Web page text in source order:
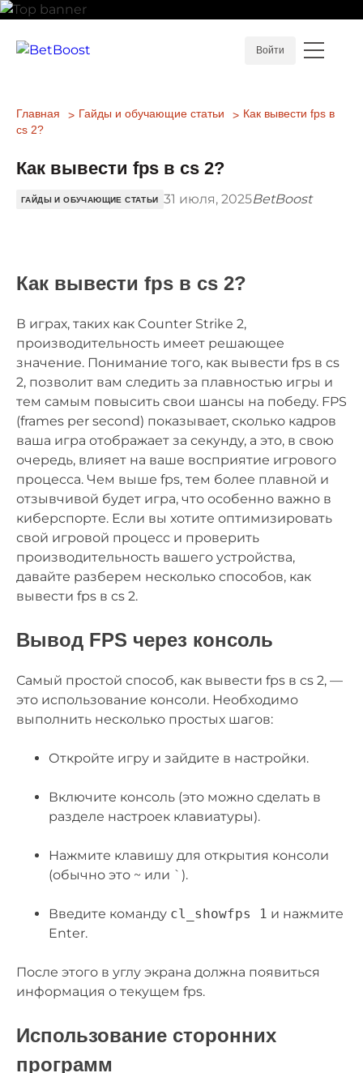
Войти
Главная Гайды и обучающие статьи
Как вывести fps в
cs 2?
Как вывести fps в cs 2?
ГАЙДЫ И ОБУЧАЮЩИЕ СТАТЬИ 31 июля, 2025BetBoost
Как вывести fps в cs 2?
В играх, таких как Counter Strike 2,
производительность имеет решающее
значение. Понимание того, как вывести fps в cs
2, позволит вам следить за плавностью игры и
тем самым повысить свои шансы на победу. FPS
(frames per second) показывает, сколько кадров
ваша игра отображает за секунду, а это, в свою
очередь, влияет на ваше восприятие игрового
процесса. Чем выше fps, тем более плавной и
отзывчивой будет игра, что особенно важно в
киберспорте. Если вы хотите оптимизировать
свой игровой процесс и проверить
производительность вашего устройства,
давайте разберем несколько способов, как
вывести fps в cs 2.
Вывод FPS через консоль
Самый простой способ, как вывести fps в cs 2, —
это использование консоли. Необходимо
выполнить несколько простых шагов:
Откройте игру и зайдите в настройки.
Включите консоль (это можно сделать в
разделе настроек клавиатуры).
Нажмите клавишу для открытия консоли
(обычно это ~ или `).
Введите команду cl_showfps 1 и нажмите
Enter.
После этого в углу экрана должна появиться
информация о текущем fps.
Использование сторонних
программ